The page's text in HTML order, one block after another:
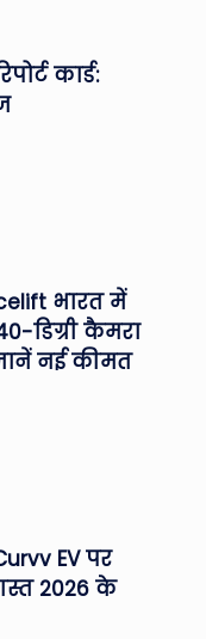
कार्ड:
भारत में
डिग्री कैमरा
नई कीमत
EV पर
2026 के